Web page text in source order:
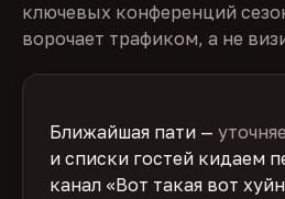
ключевых конференций
ворочает трафиком, а не
Ближайшая пати —
и списки гостей кидаем
канал «Вот такая вот